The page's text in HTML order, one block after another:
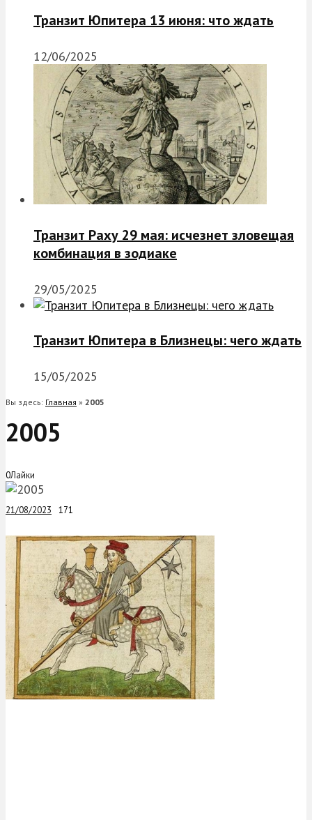
Транзит Юпитера 13 июня: что ждать
12/06/2025
Транзит Раху 29 мая: исчезнет зловещая
комбинация в зодиаке
29/05/2025
Транзит Юпитера в Близнецы: чего ждать
15/05/2025
Вы здесь: Главная » 2005
2005
0Лайки
21/08/2023 171